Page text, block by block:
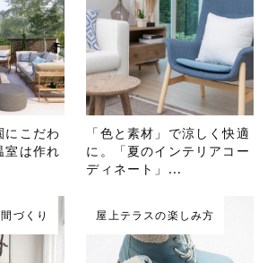
にこだわ
室は作れ
「色と素材」で涼しく快適
に。「夏のインテリアコー
ディネート」...
づくり 屋上テラスの楽しみ方